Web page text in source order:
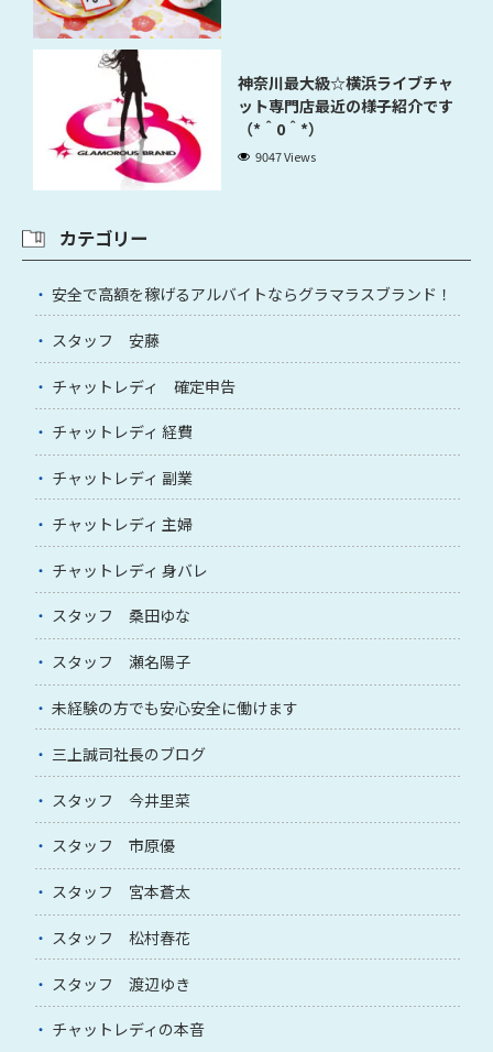
神奈川最大級☆横浜ライブチャ
ット専門店最近の様子紹介です
（*＾0＾*）
9047 Views
カテゴリー
安全で高額を稼げるアルバイトならグラマラスブランド！
スタッフ 安藤
チャットレディ 確定申告
チャットレディ 経費
チャットレディ 副業
チャットレディ 主婦
チャットレディ 身バレ
スタッフ 桑田ゆな
スタッフ 瀬名陽子
未経験の方でも安心安全に働けます
三上誠司社長のブログ
スタッフ 今井里菜
スタッフ 市原優
スタッフ 宮本蒼太
スタッフ 松村春花
スタッフ 渡辺ゆき
チャットレディの本音